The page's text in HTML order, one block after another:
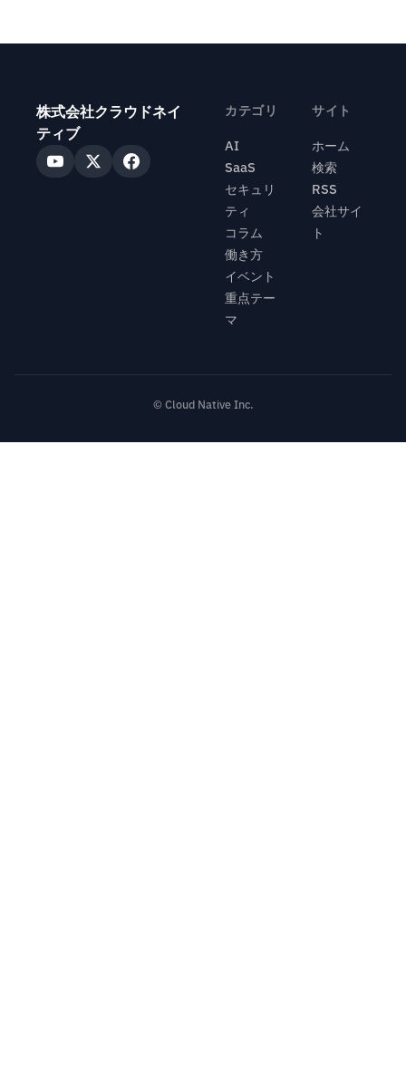
株式会社クラウドネイ
ティブ
カテゴリ
AI
SaaS
セキュリ
ティ
コラム
働き方
イベント
重点テー
マ
サイト
ホーム
検索
RSS
会社サイ
ト
© Cloud Native Inc.